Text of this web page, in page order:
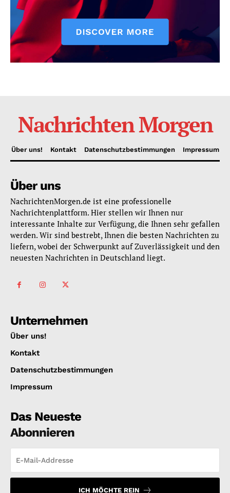
Nachrichten Morgen
Über uns! Kontakt Datenschutzbestimmungen Impressum
Über uns
NachrichtenMorgen.de ist eine professionelle
Nachrichtenplattform. Hier stellen wir Ihnen nur
interessante Inhalte zur Verfügung, die Ihnen sehr gefallen
werden. Wir sind bestrebt, Ihnen die besten Nachrichten zu
liefern, wobei der Schwerpunkt auf Zuverlässigkeit und den
neuesten Nachrichten in Deutschland liegt.
Unternehmen
Über uns!
Kontakt
Datenschutzbestimmungen
Impressum
Das Neueste
Abonnieren
ICH MÖCHTE REIN